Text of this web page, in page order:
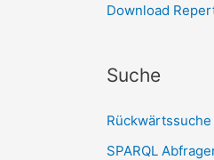
Download
Suche
Rückwärtssuche
SPARQL